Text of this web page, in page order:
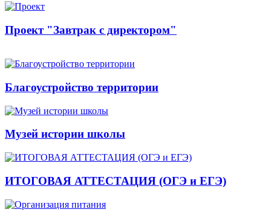
Проект "Завтрак с директором"
Благоустройство территории
Музей истории школы
ИТОГОВАЯ АТТЕСТАЦИЯ (ОГЭ и ЕГЭ)